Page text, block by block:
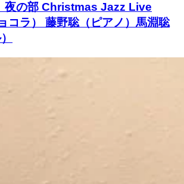
夜の部 Christmas Jazz Live
コラ） 藤野聡（ピアノ）馬淵聡